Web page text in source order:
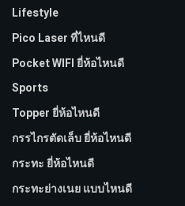
Lifestyle
Pico Laser ที่ไหนดี
Pocket WIFI ยี่ห้อไหนดี
Sports
Topper ยี่ห้อไหนดี
กรรไกรตัดเล็บ ยี่ห้อไหนดี
กระทะ ยี่ห้อไหนดี
กระทะย่างเนย แบบไหนดี